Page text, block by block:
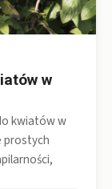
w
kwiatów w
prostych